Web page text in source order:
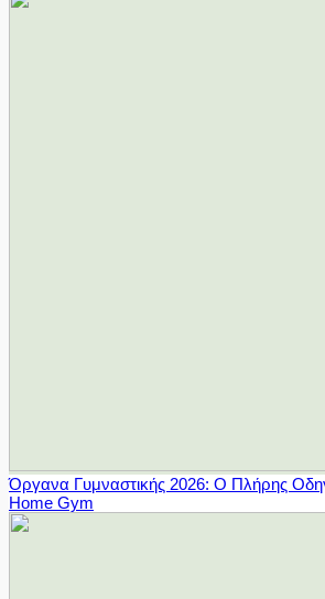
Όργανα Γυμναστικής 2026: Ο Πλήρης
Home Gym